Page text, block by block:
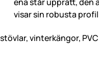
vinterkängor,